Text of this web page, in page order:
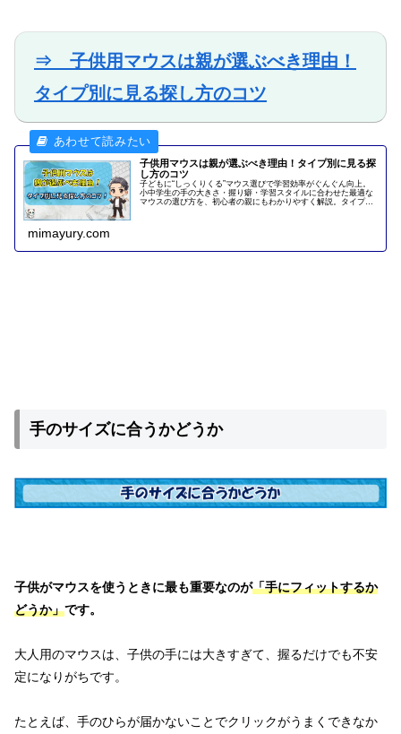
⇒ 子供用マウスは親が選ぶべき理由！
タイプ別に見る探し方のコツ
子供用マウスは親が選ぶべき理由！タイプ別に見る探
し方のコツ
子どもに“しっくりくる”マウス選びで学習効率がぐんぐん向上。
小中学生の手の大きさ・握り癖・学習スタイルに合わせた最適な
マウスの選び方を、初心者の親にもわかりやすく解説。タイプ別
mimayury.com
手のサイズに合うかどうか
子供がマウスを使うときに最も重要なのが「手にフィットするか
どうか」です。
大人用のマウスは、子供の手には大きすぎて、握るだけでも不安
定になりがちです。
たとえば、手のひらが届かないことでクリックがうまくできなか